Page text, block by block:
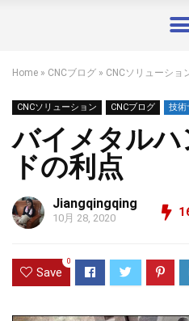
Home » CNCブログ » CNCソリューショ
CNCソリューション CNCブログ 技術
バイメタルハ
ドの利点
Jiangqingqing
10月 28, 2020
Save
0